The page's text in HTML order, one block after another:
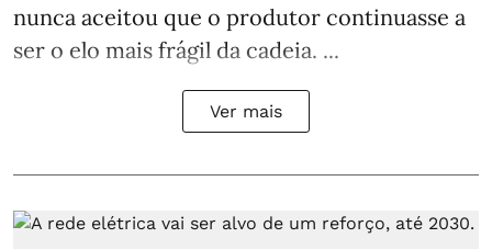
nunca aceitou que o produtor continuasse a
ser o elo mais frágil da cadeia. ...
Ver mais